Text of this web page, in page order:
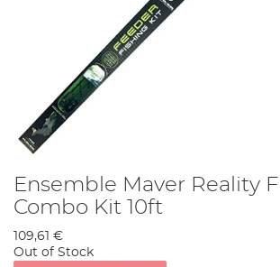
Ensemble Maver Reality
Combo Kit 10ft
109,61 €
Out of Stock